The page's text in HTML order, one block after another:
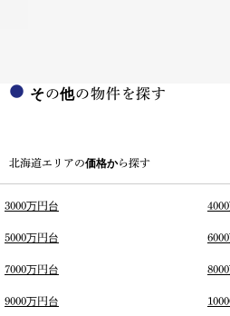
その他の物件を探す
北海道エリアの価格から探す
3000万円台
5000万円台
7000万円台
9000万円台